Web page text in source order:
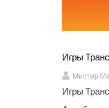
Игры
Мистер
Игры